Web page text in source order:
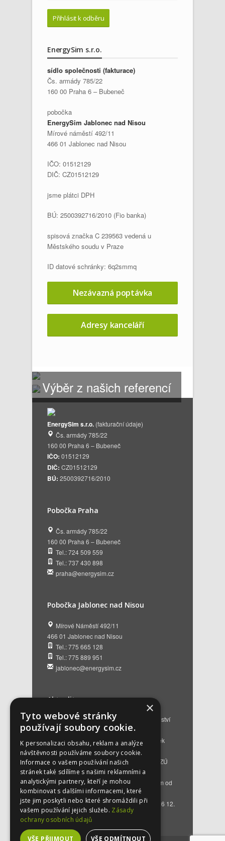
EnergySim s.r.o.
sídlo společnosti (fakturace)
Čs. armády 785/22
160 00 Praha 6 – Bubeneč
pobočka
EnergySim Jablonec nad Nisou
Mírové náměstí 492/11
466 01 Jablonec nad Nisou
IČO: 01512129
DIČ: CZ01512129
jsme plátci DPH
BÚ: 2500392716/2010 (Fio banka)
spisová značka C 239563 vedená u
Městského soudu v Praze
ID datové schránky: 6q2smmq
Nezávazná poptávka
Adresy kanceláří
Výběr z našich referencí
EnergySim s.r.o. (fakturační údaje)
Čs. armády 785/22
160 00 Praha 6 – Bubeneč
IČO: 01512129
DIČ: CZ01512129
BÚ: 2500392716/2010
Pobočka Praha
Čs. armády 785/22
160 00 Praha 6 – Bubeneč
Tel.: 724 509 559
Tel.: 737 430 898
praha@energysim.cz
Pobočka Jablonec nad Nisou
Mírové Náměstí 492/11
466 01 Jablonec nad Nisou
Tel.: 775 665 128
Tel.: 775 889 951
jablonec@energysim.cz
Aktuality
Renovační pasy budov a dotační poradenství
12. 6. 2026
Přehled hlavních změn a nových podmínek
NZÚ 2026
28. 5. 2026
Kompenzace za projektovou přípravu v NZÚ
202525. 3. 2026
Novinky v programu Nová zelená úsporám od
roku 2026 16. 3. 2026
Bezplatné poradenství EKIS od 01.01.2026 12.
12. 2025
×
Tyto webové stránky
používají soubory cookie.
K personalizaci obsahu, reklam a analýze
návštěvnosti používáme soubory cookie.
Informace o vašem používání našich
stránek také sdílíme s našimi reklamními a
analytickými partnery, kteří je mohou
kombinovat s dalšími informacemi, které
jste jim poskytli nebo které shromáždili při
vašem používání jejich služeb. Zásady
ochrany osobních údajů
VŠE PŘIJMOUT VŠE ODMÍTNOUT